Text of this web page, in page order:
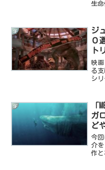
生
※ネ
い
SF
ジ
０
ト
【
映
る
シ
も
れ
SF
「
ガ
ど
【
今
介
作